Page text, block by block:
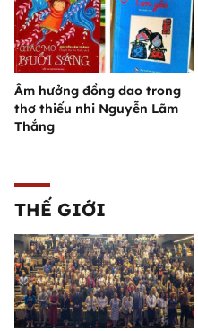
Âm hưởng đồng dao trong
thơ thiếu nhi Nguyễn Lãm
Thắng
THẾ GIỚI